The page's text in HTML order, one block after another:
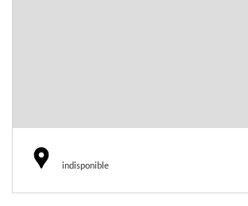
indisponible